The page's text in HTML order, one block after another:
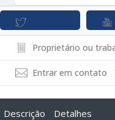
Proprietário ou
Entrar em contato
Descrição Detalhes